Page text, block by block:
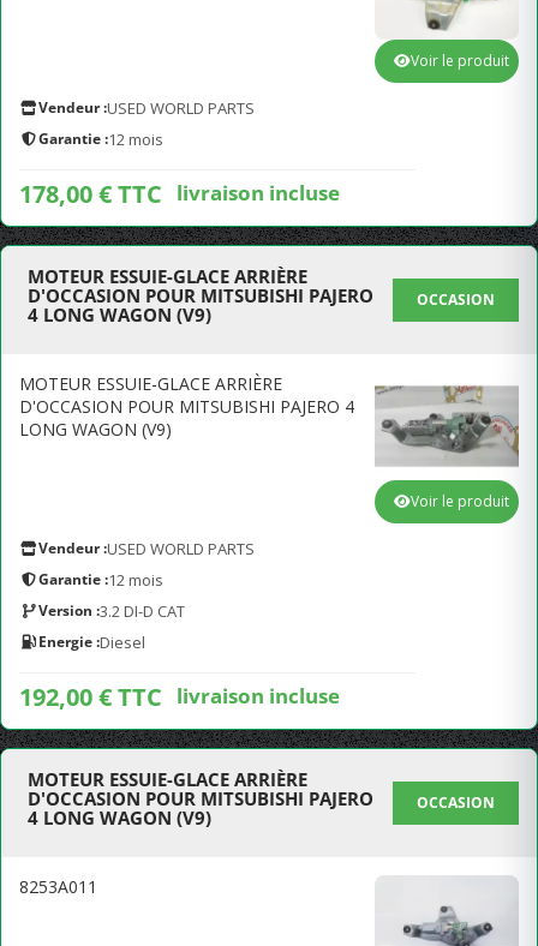
Vendeur :USED WORLD PARTS
Garantie :12 mois
178,00 € TTC livraison incluse
Voir le produit
MOTEUR ESSUIE-GLACE ARRIÈRE
D'OCCASION POUR MITSUBISHI PAJERO
4 LONG WAGON (V9)
OCCASION
MOTEUR ESSUIE-GLACE ARRIÈRE
D'OCCASION POUR MITSUBISHI PAJERO 4
LONG WAGON (V9)
Vendeur :USED WORLD PARTS
Garantie :12 mois
Version :3.2 DI-D CAT
Energie :Diesel
192,00 € TTC livraison incluse
Voir le produit
MOTEUR ESSUIE-GLACE ARRIÈRE
D'OCCASION POUR MITSUBISHI PAJERO
4 LONG WAGON (V9)
OCCASION
8253A011